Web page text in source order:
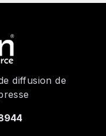
diffusion de